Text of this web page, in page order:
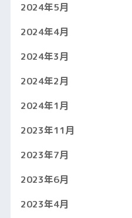
2024年5月
2024年4月
2024年3月
2024年2月
2024年1月
2023年11月
2023年7月
2023年6月
2023年4月